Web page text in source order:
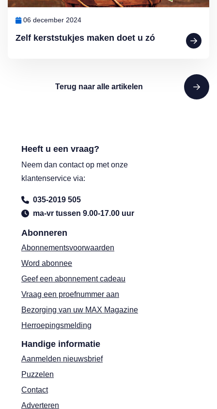
Zelf kerststukjes maken doet u zó
06 december 2024
Terug naar alle artikelen
Abonneren
Abonnementsvoorwaarden
Word abonnee
Geef een abonnement cadeau
Vraag een proefnummer aan
Bezorging van uw MAX Magazine
Herroepingsmelding
Handige informatie
Aanmelden nieuwsbrief
Puzzelen
Contact
Adverteren
Heeft u een vraag?
Neem dan contact op met onze
klantenservice via:
035-2019 505
ma-vr tussen 9.00-17.00 uur